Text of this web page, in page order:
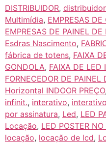
DISTRIBUIDOR,
Multimídia, EMPRESAS
EMPRESAS DE PAINEL DE
Esdras Nascimento,
fábrica de totens, FAIXA
GONDOLA, FAIXA DE LED
FORNECEDOR DE PAINEL
Horizontal INDOOR PREÇO,
infinit., interativo,
por assinatura, Led, LED
Locação, LED POSTER NO
locação, locação de lcd,